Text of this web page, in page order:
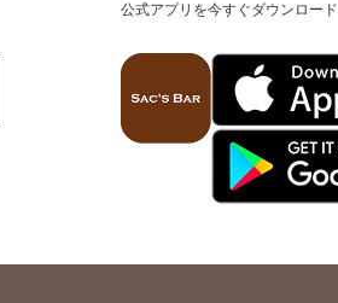
公式アプリを今すぐダウンロード